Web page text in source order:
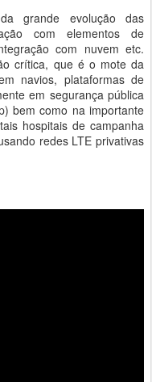
grande evolução das
com elementos de
com nuvem etc.
crítica, que é o mote da
navios, plataformas de
em segurança pública
bem como na importante
hospitais de campanha
redes LTE privativas